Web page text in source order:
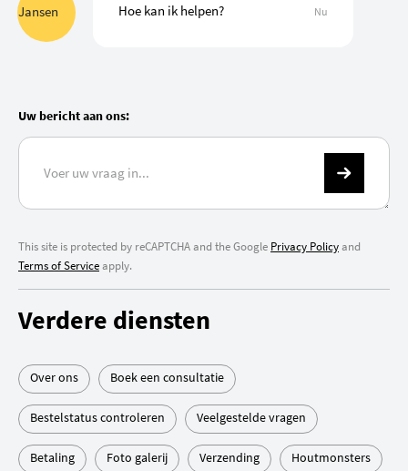
Hoe kan ik helpen? Nu
Uw bericht aan ons:
This site is protected by reCAPTCHA and the Google Privacy Policyand
Terms of Serviceapply.
Verdere diensten
Over ons Boek een consultatie
Bestelstatus controleren Veelgestelde vragen
Betaling Foto galerij Verzending Houtmonsters